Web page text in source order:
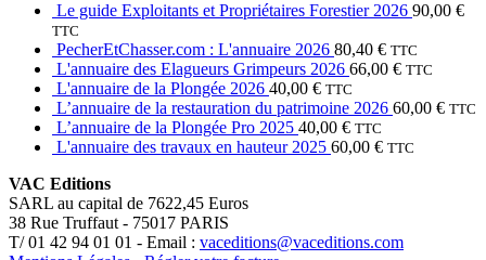
Le guide Exploitants et Propriétaires Forestier 2026 90,00 €
TTC
PecherEtChasser.com : L'annuaire 2026 80,40 € TTC
L'annuaire des Elagueurs Grimpeurs 2026 66,00 € TTC
L'annuaire de la Plongée 2026 40,00 € TTC
L’annuaire de la restauration du patrimoine 2026 60,00 € TTC
L’annuaire de la Plongée Pro 2025 40,00 € TTC
L'annuaire des travaux en hauteur 2025 60,00 € TTC
VAC Editions
SARL au capital de 7622,45 Euros
38 Rue Truffaut - 75017 PARIS
T/ 01 42 94 01 01 - Email : vaceditions@vaceditions.com